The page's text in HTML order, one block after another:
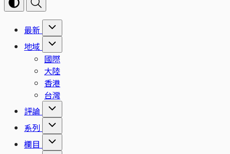
最新
地域
國際
大陸
香港
台灣
評論
系列
欄目